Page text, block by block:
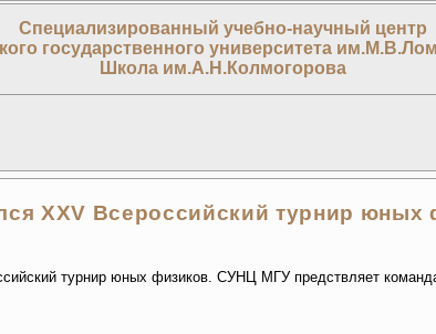
Специализированный учебно-научный центр
государственного университета
Школа им.А.Н.Колмогорова
XXV Всероссийский турнир юных
турнир юных физиков. СУНЦ МГУ предствляет